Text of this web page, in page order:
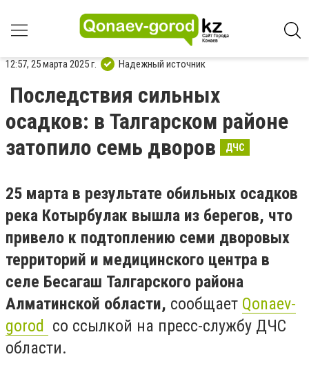
12:57, 25 марта 2025 г. Надежный источник
Последствия сильных
осадков: в Талгарском районе
затопило семь дворов
ДЧС
25 марта в результате обильных осадков
река Котырбулак вышла из берегов, что
привело к подтоплению семи дворовых
территорий и медицинского центра в
селе Бесагаш Талгарского района
Алматинской области, сообщает Qonaev-
gorod со ссылкой на пресс-службу ДЧС
области.